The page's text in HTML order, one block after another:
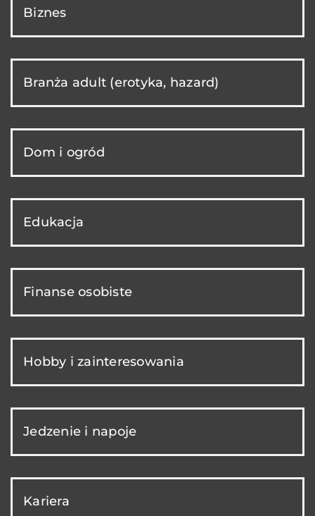
Biznes
Branża adult (erotyka, hazard)
Dom i ogród
Edukacja
Finanse osobiste
Hobby i zainteresowania
Jedzenie i napoje
Kariera